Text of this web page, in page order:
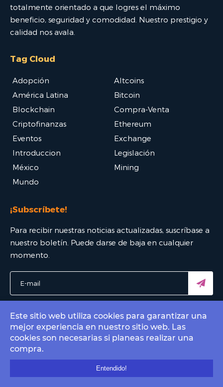
totalmente orientado a que logres el máximo
beneficio, seguridad y comodidad. Nuestro prestigio y
calidad nos avala.
Tag Cloud
Adopción
Altcoins
América Latina
Bitcoin
Blockchain
Compra-Venta
Criptofinanzas
Ethereum
Eventos
Exchange
Introduccion
Legislación
México
Mining
Mundo
¡Subscríbete!
Para recibir nuestras noticias actualizadas, suscríbase a
nuestro boletín. Puede darse de baja en cualquier
momento.
© 2022 Bitcoin Mexico - El mejor portal Bitcoin. All rights
Contact by emailinfo@bitcoin.com.mx.
Este sitio web utiliza cookies para garantizar una
mejor experiencia en nuestro sitio web. Las
cookies son necesarias si planeas realizar una
compra.
Entendido!